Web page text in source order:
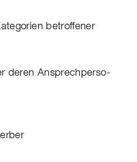
betrof­fener
deren Ansprech­per­so­